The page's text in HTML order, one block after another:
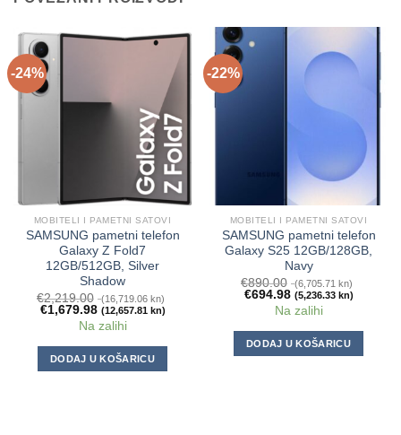
-24%
MOBITELI I PAMETNI SATOVI
SAMSUNG pametni telefon
Galaxy Z Fold7
12GB/512GB, Silver
Shadow
€2,219.00 (16,719.06 kn)
€1,679.98 (12,657.81 kn)
Na zalihi
DODAJ U KOŠARICU
-22%
MOBITELI I PAMETNI SATOVI
SAMSUNG pametni telefon
Galaxy S25 12GB/128GB,
Navy
€890.00 (6,705.71 kn)
€694.98 (5,236.33 kn)
Na zalihi
DODAJ U KOŠARICU